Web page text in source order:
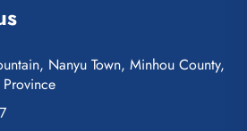
Nanyu Town, Minhou County,